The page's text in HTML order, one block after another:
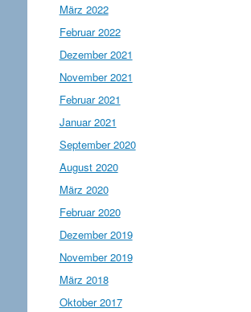
März 2022
Februar 2022
Dezember 2021
November 2021
Februar 2021
Januar 2021
September 2020
August 2020
März 2020
Februar 2020
Dezember 2019
November 2019
März 2018
Oktober 2017